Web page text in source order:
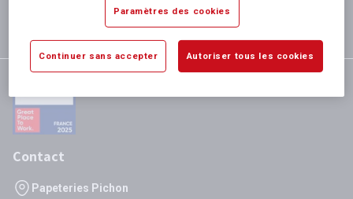
satisfaction totale
Contact
Papeteries Pichon
Paramètres des cookies
Continuer sans accepter Autoriser tous les cookies